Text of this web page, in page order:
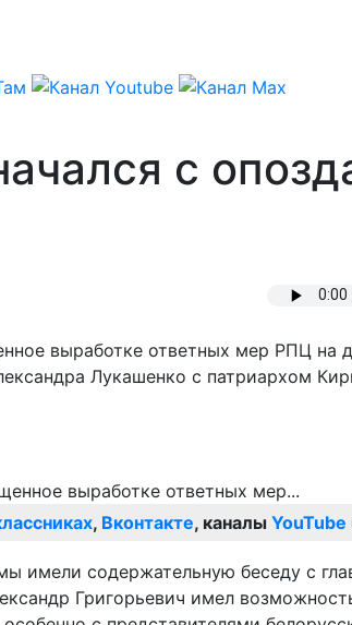
с
выработке ответных мер РПЦ на
Лукашенко с патриархом
, Вконтакте, каналы YouTube
содержательную беседу с
Григорьевич имел